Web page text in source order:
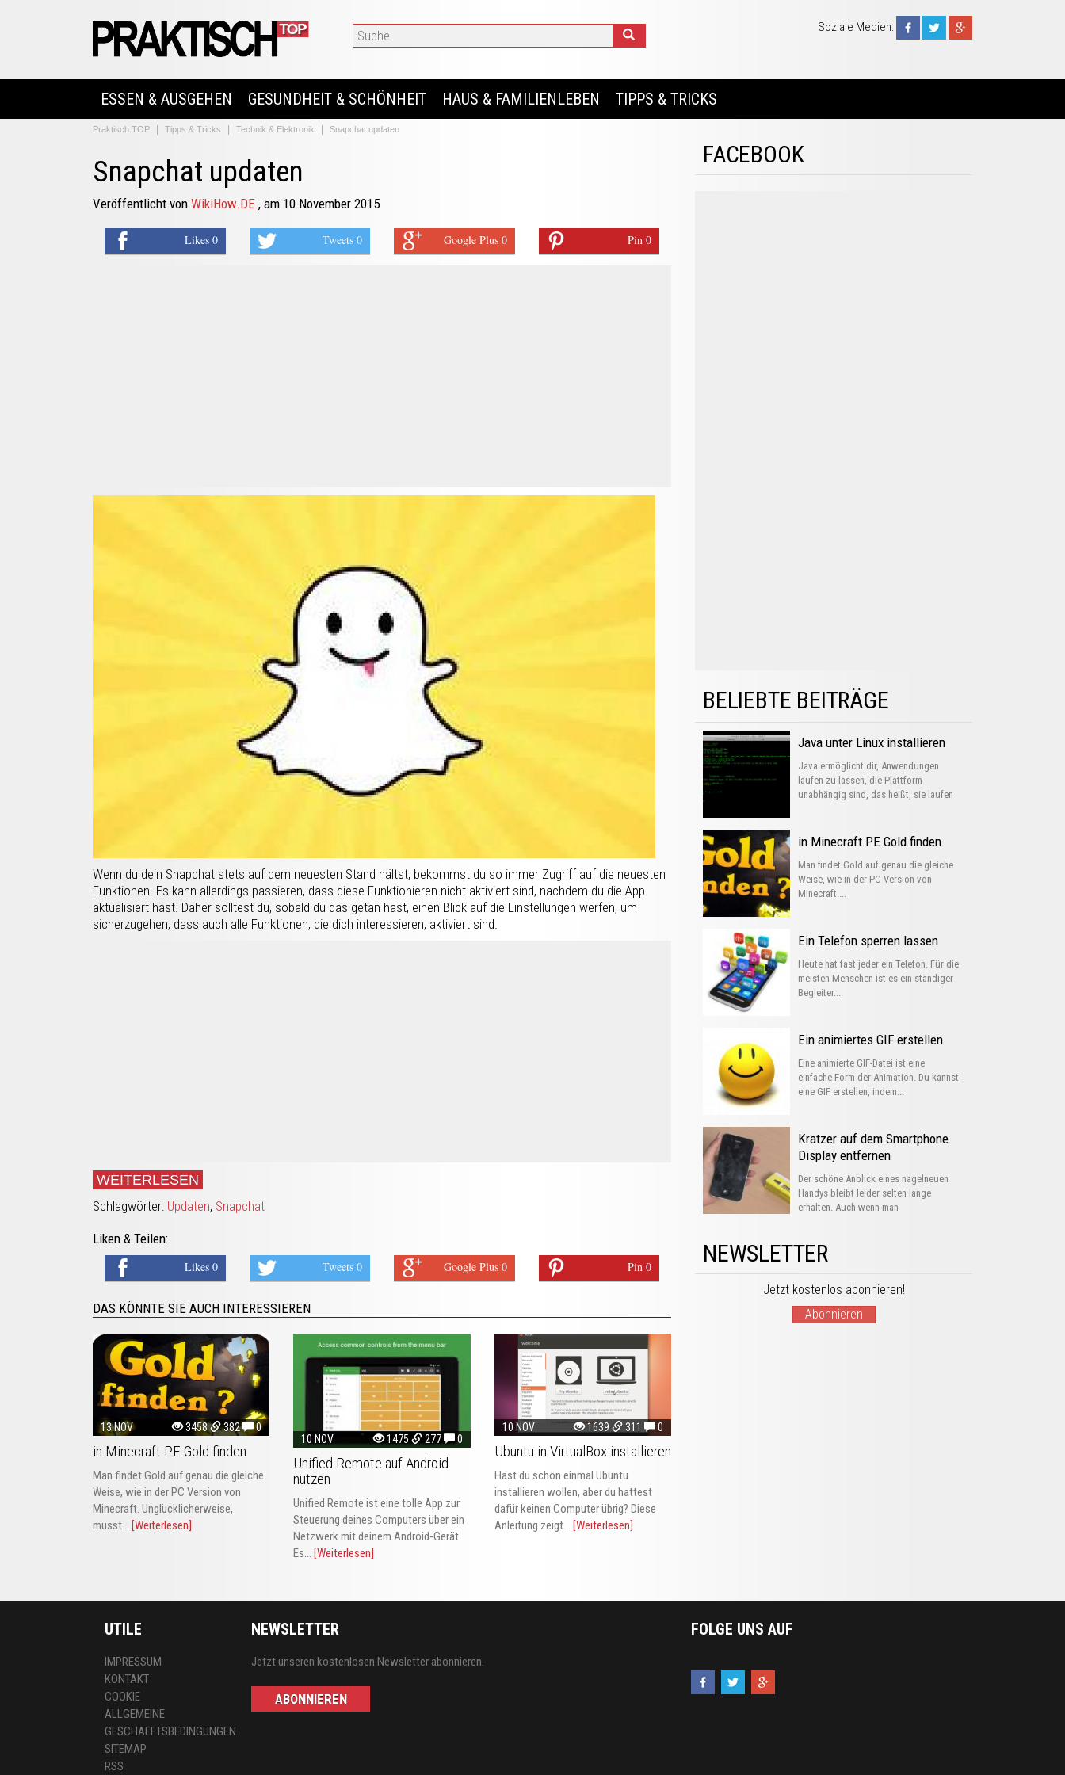
Soziale Medien:
ESSEN & AUSGEHEN GESUNDHEIT & SCHÖNHEIT HAUS & FAMILIENLEBEN TIPPS & TRICKS
Praktisch.TOP Tipps & Tricks Technik & Elektronik Snapchat updaten
Snapchat updaten
Veröffentlicht von WikiHow.DE , am 10 November 2015
Likes 0 Tweets 0 Google Plus 0 Pin 0
Wenn du dein Snapchat stets auf dem neuesten Stand hältst, bekommst du so immer Zugriff auf die neuesten
Funktionen. Es kann allerdings passieren, dass diese Funktionieren nicht aktiviert sind, nachdem du die App
aktualisiert hast. Daher solltest du, sobald du das getan hast, einen Blick auf die Einstellungen werfen, um
sicherzugehen, dass auch alle Funktionen, die dich interessieren, aktiviert sind.
WEITERLESEN
Schlagwörter: Updaten, Snapchat
Liken & Teilen:
Likes 0 Tweets 0 Google Plus 0 Pin 0
DAS KÖNNTE SIE AUCH INTERESSIEREN
13 NOV 3458 382 0
in Minecraft PE Gold finden
Man findet Gold auf genau die gleiche
Weise, wie in der PC Version von
Minecraft. Unglücklicherweise,
musst... [Weiterlesen]
10 NOV 1475 277 0
Unified Remote auf Android
nutzen
Unified Remote ist eine tolle App zur
Steuerung deines Computers über ein
Netzwerk mit deinem Android-Gerät.
Es... [Weiterlesen]
10 NOV 1639 311 0
Ubuntu in VirtualBox installieren
Hast du schon einmal Ubuntu
installieren wollen, aber du hattest
dafür keinen Computer übrig? Diese
Anleitung zeigt... [Weiterlesen]
FACEBOOK
BELIEBTE BEITRÄGE
Java unter Linux installieren
Java ermöglicht dir, Anwendungen
laufen zu lassen, die Plattform-
unabhängig sind, das heißt, sie laufen
in Minecraft PE Gold finden
Man findet Gold auf genau die gleiche
Weise, wie in der PC Version von
Minecraft....
Ein Telefon sperren lassen
Heute hat fast jeder ein Telefon. Für die
meisten Menschen ist es ein ständiger
Begleiter....
Ein animiertes GIF erstellen
Eine animierte GIF-Datei ist eine
einfache Form der Animation. Du kannst
eine GIF erstellen, indem...
Kratzer auf dem Smartphone
Display entfernen
Der schöne Anblick eines nagelneuen
Handys bleibt leider selten lange
erhalten. Auch wenn man
NEWSLETTER
Jetzt kostenlos abonnieren!
Abonnieren
UTILE
IMPRESSUM
KONTAKT
COOKIE
ALLGEMEINE
GESCHAEFTSBEDINGUNGEN
SITEMAP
RSS
NEWSLETTER
Jetzt unseren kostenlosen Newsletter abonnieren.
ABONNIEREN
FOLGE UNS AUF